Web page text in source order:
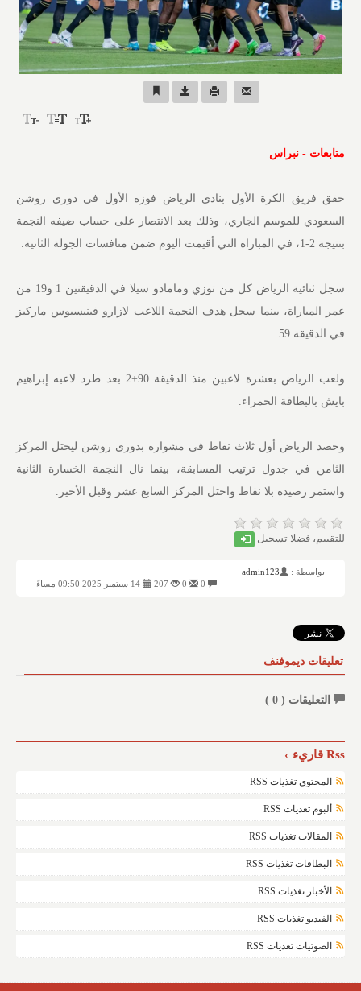
متابعات - نبراس
حقق فريق الكرة الأول بنادي الرياض فوزه الأول في دوري روشن
السعودي للموسم الجاري، وذلك بعد الانتصار على حساب ضيفه النجمة
بنتيجة 2-1، في المباراة التي أقيمت اليوم ضمن منافسات الجولة الثانية.
سجل ثنائية الرياض كل من توزي ومامادو سيلا في الدقيقتين 1 و19 من
عمر المباراة، بينما سجل هدف النجمة اللاعب لازارو فينيسيوس ماركيز
في الدقيقة 59.
ولعب الرياض بعشرة لاعبين منذ الدقيقة 90+2 بعد طرد لاعبه إبراهيم
بايش بالبطاقة الحمراء.
وحصد الرياض أول ثلاث نقاط في مشواره بدوري روشن ليحتل المركز
الثامن في جدول ترتيب المسابقة، بينما نال النجمة الخسارة الثانية
واستمر رصيده بلا نقاط واحتل المركز السابع عشر وقبل الأخير.
للتقييم، فضلا تسجيل
بواسطة :
admin123
207
تعليقات ديموفنف
التعليقات ( 0
)
Rss قاريء
المحتوى تغذيات RSS
ألبوم تغذيات RSS
المقالات تغذيات RSS
البطاقات تغذيات RSS
الأخبار تغذيات RSS
الفيديو تغذيات RSS
الصوتيات تغذيات RSS